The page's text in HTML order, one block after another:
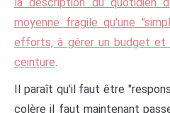
moyenne fragile qu'une
efforts, à gérer un budget et
ceinture.
Il paraît qu'il faut être
colère il faut maintenant